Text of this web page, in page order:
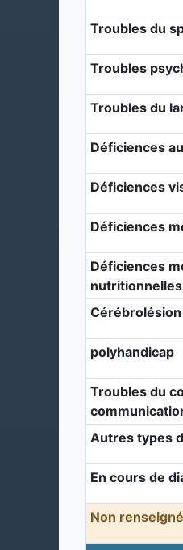
Troubles du
Troubles
Troubles du
Déficiences
Déficiences
Déficiences
Déficiences
nutritionnelles
Cérébrolésion
polyhandicap
Troubles du
Autres types
En cours de
Non